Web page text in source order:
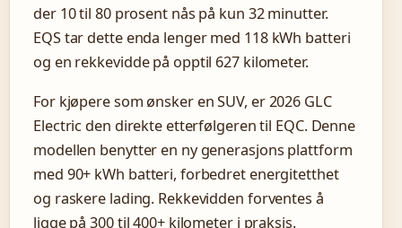
der 10 til 80 prosent nås på kun 32 minutter.
EQS tar dette enda lenger med 118 kWh batteri
og en rekkevidde på opptil 627 kilometer.
For kjøpere som ønsker en SUV, er 2026 GLC
Electric den direkte etterfølgeren til EQC. Denne
modellen benytter en ny generasjons plattform
med 90+ kWh batteri, forbedret energitetthet
og raskere lading. Rekkevidden forventes å
ligge på 300 til 400+ kilometer i praksis.